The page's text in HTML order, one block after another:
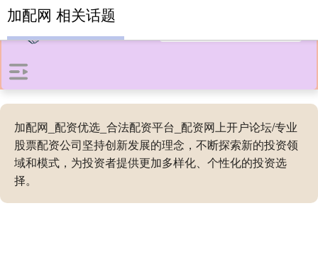
加配网_配资优选_合法配资平台_配资网上开户论坛/专业
股票配资公司坚持创新发展的理念，不断探索新的投资领
域和模式，为投资者提供更加多样化、个性化的投资选
择。
加配网 相关话题